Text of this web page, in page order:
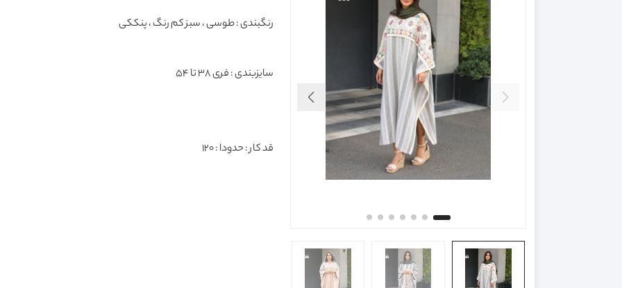
رنگبندی : طوسی ، سبز کم رنگ ، پنککی
سایزبندی : فری 38 تا 54
قد کار : حدودا : 120